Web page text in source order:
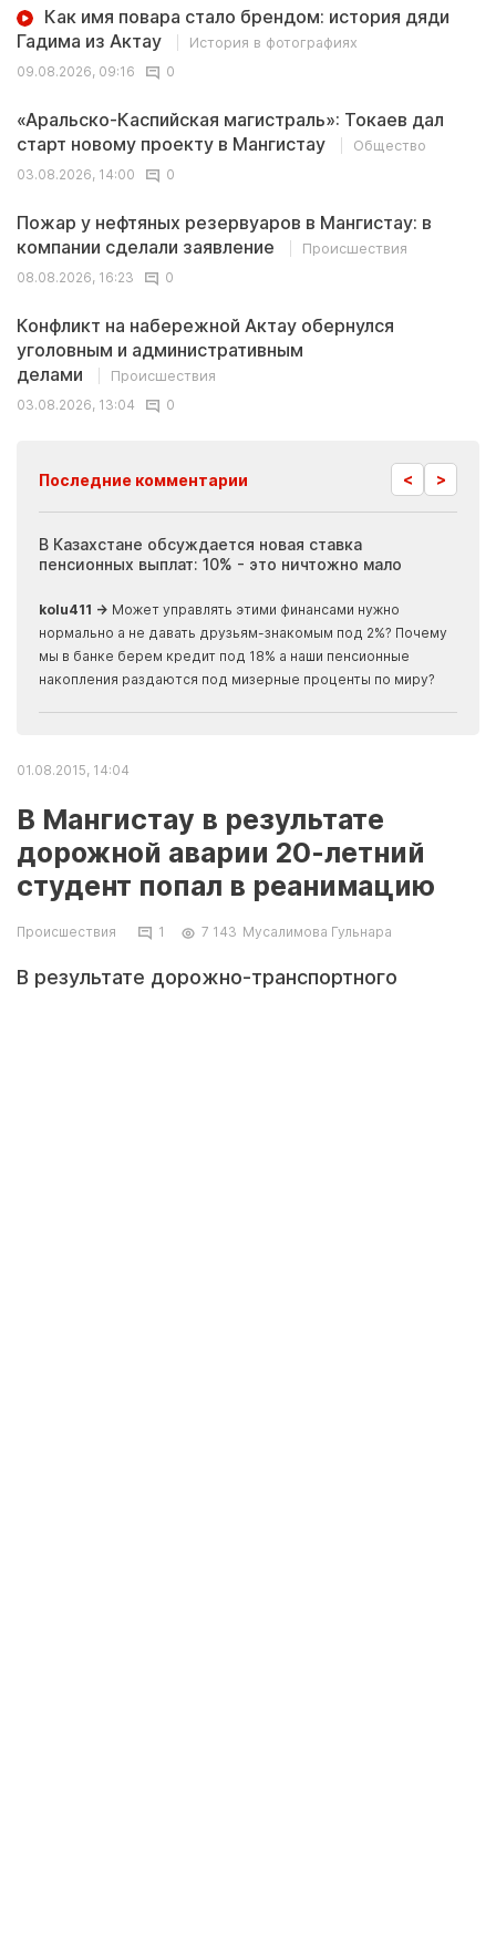
Как имя повара стало брендом: история дяди
Гадима из Актау
История в фотографиях
09.08.2026, 09:16
0
«Аральско-Каспийская магистраль»: Токаев дал
старт новому проекту в Мангистау
Общество
03.08.2026, 14:00
0
Пожар у нефтяных резервуаров в Мангистау: в
компании сделали заявление
Происшествия
08.08.2026, 16:23
0
Конфликт на набережной Актау обернулся
уголовным и административным
делами
Происшествия
03.08.2026, 13:04
0
Последние комментарии < >
В Казахстане обсуждается новая ставка
пенсионных выплат: 10% - это ничтожно мало
kolu411 → Может управлять этими финансами нужно
нормально а не давать друзьям-знакомым под 2%? Почему
мы в банке берем кредит под 18% а наши пенсионные
накопления раздаются под мизерные проценты по миру?
01.08.2015, 14:04
В Мангистау в результате
дорожной аварии 20-летний
студент попал в реанимацию
Происшествия 1 7 143 Мусалимова Гульнара
В результате дорожно-транспортного